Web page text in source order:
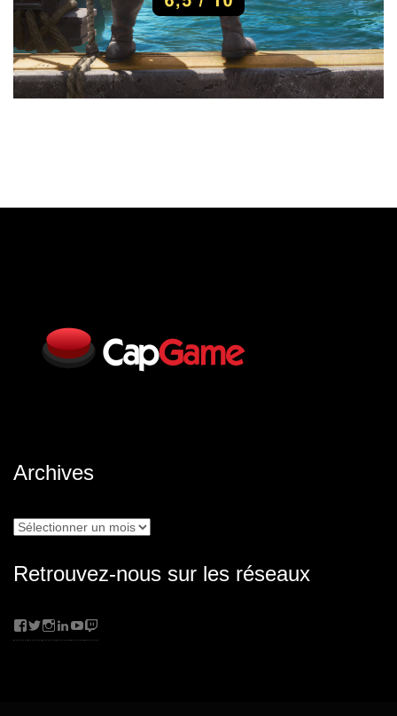
Archives
Archives
Retrouvez-nous sur les réseaux
Facebook
Twitter
Instagram
LinkedIn
YouTube